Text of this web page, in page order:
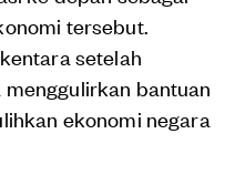
tersebut.
setelah
bantuan
ekonomi negara